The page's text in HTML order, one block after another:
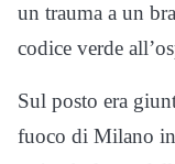
un trauma a un
codice verde
Sul posto era
fuoco di Milano